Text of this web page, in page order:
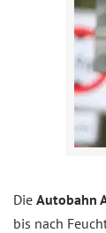
Die Autobahn
bis nach